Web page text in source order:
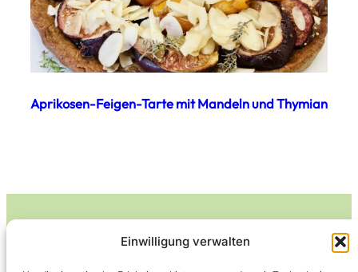
Einwilligung verwalten
Aprikosen-Feigen-Tarte mit Mandeln und Thymian
Leckerlife